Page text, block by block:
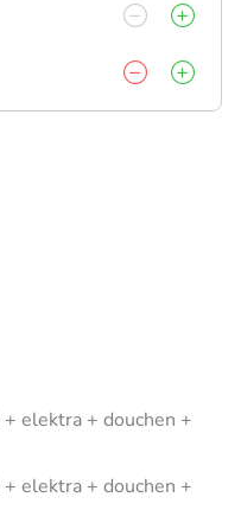
elektra + douchen +
elektra + douchen +